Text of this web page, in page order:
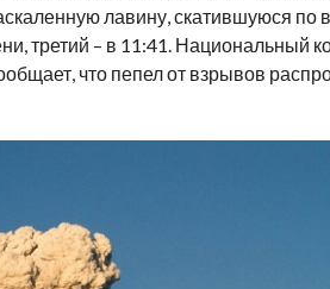
лавину, скатившуюся по
третий – в 11:41. Национальный
что пепел от взрывов